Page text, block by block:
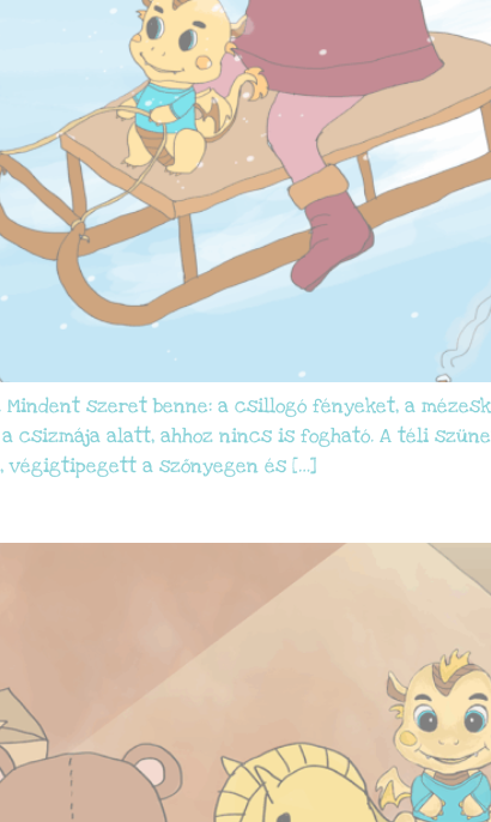
szeret benne: a csillogó fényeket, a
csizmája alatt, ahhoz nincs is fogható. A téli
végigtipegett a szőnyegen és […]